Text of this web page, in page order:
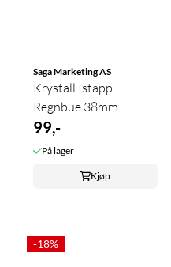
Saga Marketing AS
Krystall Istapp
Regnbue 38mm
99,-
På lager
Kjøp
-18%